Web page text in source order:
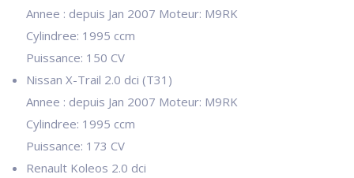
Annee : depuis Jan 2007 Moteur: M9RK
Cylindree: 1995 ccm
Puissance: 150 CV
Nissan X-Trail 2.0 dci (T31)
Annee : depuis Jan 2007 Moteur: M9RK
Cylindree: 1995 ccm
Puissance: 173 CV
Renault Koleos 2.0 dci